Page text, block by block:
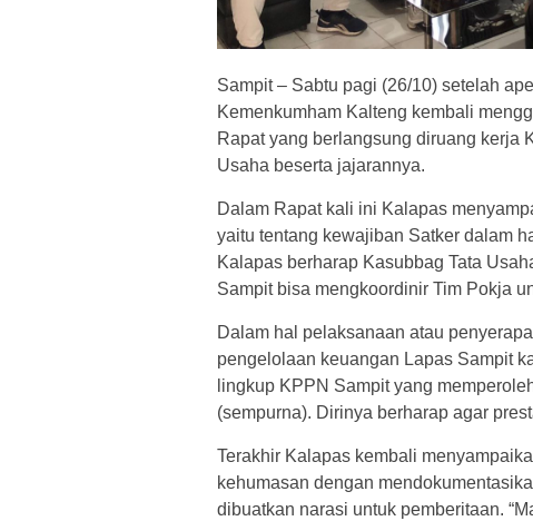
Sampit – Sabtu pagi (26/10) setelah
Kemenkumham Kalteng kembali
Rapat yang berlangsung diruang kerja
Usaha beserta jajarannya.
Dalam Rapat kali ini Kalapas
yaitu tentang kewajiban Satker dalam
Kalapas berharap Kasubbag Tata
Sampit bisa mengkoordinir Tim Pokja
Dalam hal pelaksanaan atau
pengelolaan keuangan Lapas Sampit
lingkup KPPN Sampit yang
(sempurna). Dirinya berharap agar
Terakhir Kalapas kembali
kehumasan dengan
dibuatkan narasi untuk pemberitaan.